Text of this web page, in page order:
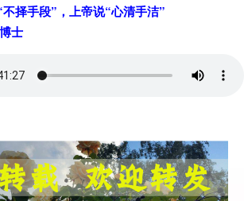
择手段”，上帝说“心清手洁”
士